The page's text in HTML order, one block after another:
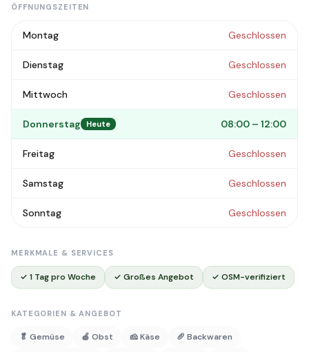
ÖFFNUNGSZEITEN
Montag Geschlossen
Dienstag Geschlossen
Mittwoch Geschlossen
Donnerstag Heute 08:00 – 12:00
Freitag Geschlossen
Samstag Geschlossen
Sonntag Geschlossen
MERKMALE & SERVICES
✓ 1 Tag pro Woche ✓ Großes Angebot ✓ OSM-verifiziert
KATEGORIEN & ANGEBOT
🥬 Gemüse 🍎 Obst 🧀 Käse 🥖 Backwaren